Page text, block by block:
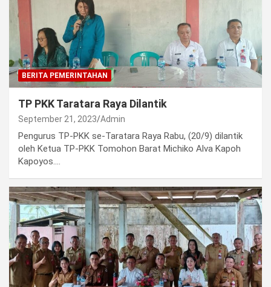
BERITA PEMERINTAHAN
TP PKK Taratara Raya Dilantik
September 21, 2023 Admin
Pengurus TP-PKK se-Taratara Raya Rabu, (20/9) dilantik
oleh Ketua TP-PKK Tomohon Barat Michiko Alva Kapoh
Kapoyos.…